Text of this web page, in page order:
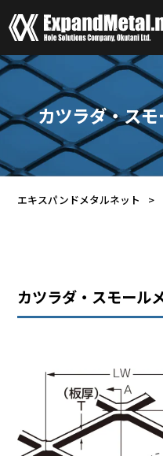
カツラダ・ス
エキスパンドメタルネット >
カツラダ・スモール